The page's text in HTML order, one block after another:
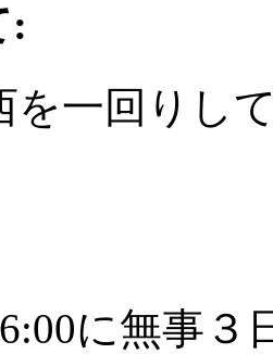
:
を一回りし
に無事３